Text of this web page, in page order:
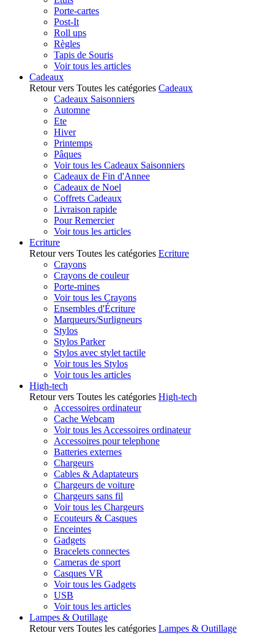
Porte-cartes
Post-It
Roll ups
Règles
Tapis de Souris
Voir tous les articles
Cadeaux
Retour vers Toutes les catégories Cadeaux
Cadeaux Saisonniers
Automne
Ete
Hiver
Printemps
Pâques
Voir tous les Cadeaux Saisonniers
Cadeaux de Fin d'Annee
Cadeaux de Noel
Coffrets Cadeaux
Livraison rapide
Pour Remercier
Voir tous les articles
Ecriture
Retour vers Toutes les catégories Ecriture
Crayons
Crayons de couleur
Porte-mines
Voir tous les Crayons
Ensembles d'Écriture
Marqueurs/Surligneurs
Stylos
Stylos Parker
Stylos avec stylet tactile
Voir tous les Stylos
Voir tous les articles
High-tech
Retour vers Toutes les catégories High-tech
Accessoires ordinateur
Cache Webcam
Voir tous les Accessoires ordinateur
Accessoires pour telephone
Batteries externes
Chargeurs
Cables & Adaptateurs
Chargeurs de voiture
Chargeurs sans fil
Voir tous les Chargeurs
Ecouteurs & Casques
Enceintes
Gadgets
Bracelets connectes
Cameras de sport
Casques VR
Voir tous les Gadgets
USB
Voir tous les articles
Lampes & Outillage
Retour vers Toutes les catégories Lampes & Outillage